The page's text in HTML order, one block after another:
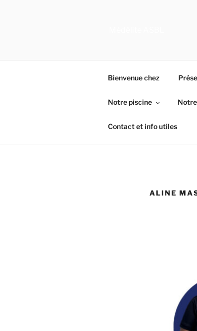
Bienvenue chez
Notre piscine
Contact et info utiles
ALINE